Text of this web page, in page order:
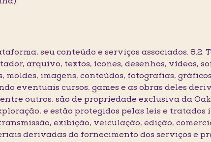
seu conteúdo e serviços associados. 8.2.
arquivo, textos, ícones, desenhos, vídeos,
imagens, conteúdos, fotografias,
eventuais cursos, games e as obras deles
outros, são de propriedade exclusiva da
e estão protegidos pelas leis e
exibição, veiculação, edição,
derivadas do fornecimento dos serviços e